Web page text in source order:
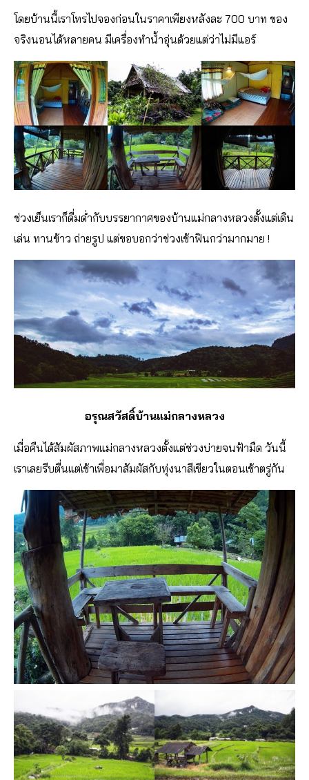
โดยบ้านนี้เราโทรไปจองก่อนในราคาเพียงหลังละ 700 บาท ของ
จริงนอนได้หลายคน มีเครื่องทำน้ำอุ่นด้วยแต่ว่าไม่มีแอร์
ช่วงเย็นเราก็ดื่มด่ำกับบรรยากาศของบ้านแม่กลางหลวงตั้งแต่เดิน
เล่น ทานข้าว ถ่ายรูป แต่ขอบอกว่าช่วงเช้าฟินกว่ามากมาย !
อรุณสวัสดิ์บ้านแม่กลางหลวง
เมื่อคืนได้สัมผัสภาพแม่กลางหลวงตั้งแต่ช่วงบ่ายจนฟ้ามืด วันนี้
เราเลยรีบตื่นแต่เช้าเพื่อมาสัมผัสกับทุ่งนาสีเขียวในตอนเช้าตรู่กัน